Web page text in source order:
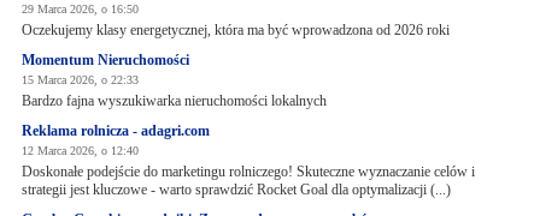
29 Marca 2026, o 16:50
Oczekujemy klasy energetycznej, która ma być wprowadzona od 2026 roki
Momentum Nieruchomości
15 Marca 2026, o 22:33
Bardzo fajna wyszukiwarka nieruchomości lokalnych
Reklama rolnicza - adagri.com
12 Marca 2026, o 12:40
Doskonałe podejście do marketingu rolniczego! Skuteczne wyznaczanie celów i
strategii jest kluczowe - warto sprawdzić Rocket Goal dla optymalizacji (...)